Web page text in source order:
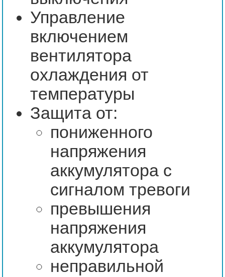
Управление
включением
вентилятора
охлаждения от
температуры
Защита от:
пониженного
напряжения
аккумулятора с
сигналом тревоги
превышения
напряжения
аккумулятора
неправильной